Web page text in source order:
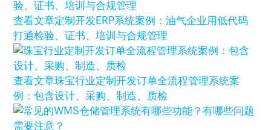
查看文章定制开发ERP系统案例：油气企业用低代码
打通检验、证书、培训与合规管理
查看文章珠宝行业定制开发订单全流程管理系统案
例：包含设计、采购、制造、质检